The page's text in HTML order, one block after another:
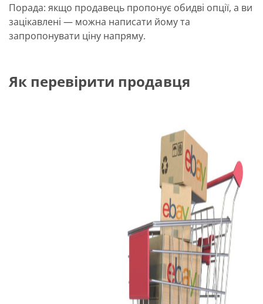
Порада: якщо продавець пропонує обидві опції, а ви
зацікавлені — можна написати йому та
запропонувати ціну напряму.
Як перевірити продавця